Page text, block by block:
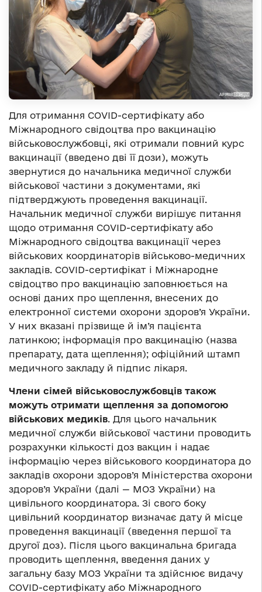
Для отримання COVID-сертифікату або
Міжнародного свідоцтва про вакцинацію
військовослужбовці, які отримали повний курс
вакцинації (введено дві її дози), можуть
звернутися до начальника медичної служби
військової частини з документами, які
підтверджують проведення вакцинації.
Начальник медичної служби вирішує питання
щодо отримання COVID-сертифікату або
Міжнародного свідоцтва вакцинації через
військових координаторів військово-медичних
закладів. COVID-сертифікат і Міжнародне
свідоцтво про вакцинацію заповнюється на
основі даних про щеплення, внесених до
електронної системи охорони здоров’я України.
У них вказані прізвище й ім’я пацієнта
латинкою; інформація про вакцинацію (назва
препарату, дата щеплення); офіційний штамп
медичного закладу й підпис лікаря.
Члени сімей військовослужбовців також
можуть отримати щеплення за допомогою
військових медиків. Для цього начальник
медичної служби військової частини проводить
розрахунки кількості доз вакцин і надає
інформацію через військового координатора до
закладів охорони здоров’я Міністерства охорони
здоров’я України (далі — МОЗ України) на
цивільного координатора. Зі свого боку
цивільний координатор визначає дату й місце
проведення вакцинації (введення першої та
другої доз). Після цього вакцинальна бригада
проводить щеплення, введення даних у
загальну базу МОЗ України та здійснює видачу
COVID-сертифікату або Міжнародного